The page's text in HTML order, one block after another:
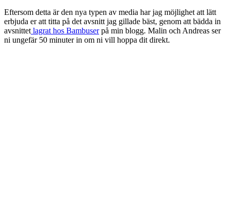
Eftersom detta är den nya typen av media har jag möjlighet att lätt
erbjuda er att titta på det avsnitt jag gillade bäst, genom att bädda in
avsnittet lagrat hos Bambuserpå min blogg. Malin och Andreas ser
ni ungefär 50 minuter in om ni vill hoppa dit direkt.